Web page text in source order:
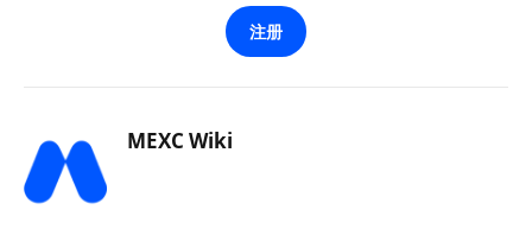
注册
MEXC Wiki